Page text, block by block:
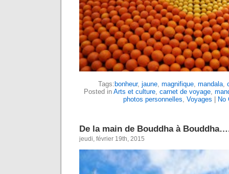
Tags: bonheur, jaune, magnifique, mandala,
Posted in Arts et culture, carnet de voyage,
photos personnelles, Voyages No
De la main de Bouddha à
jeudi, février 19th, 2015